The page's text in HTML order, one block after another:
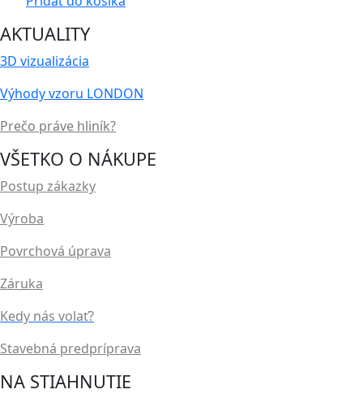
AKTUALITY
3D vizualizácia
Výhody vzoru LONDON
Prečo práve hliník?
VŠETKO O NÁKUPE
Postup zákazky
Výroba
Povrchová úprava
Záruka
Kedy nás volať?
Stavebná predpríprava
NA STIAHNUTIE